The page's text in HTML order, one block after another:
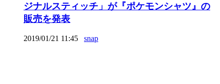
ジナルスティッチ」が『ポケモンシャツ』の
販売を発表
2019/01/21 11:45 snap